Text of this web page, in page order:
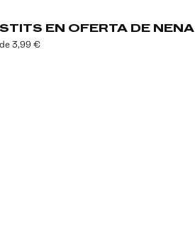
EN OFERTA DE NENA
3,99 €